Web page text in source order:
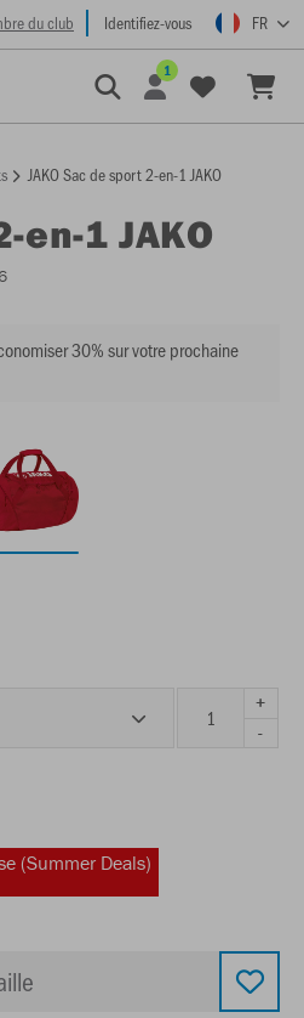
du club Identifiez-vous FR
1
JAKO Sac de sport 2-en-1 JAKO
en-1 JAKO
30% sur votre prochaine
+
-
(Summer Deals)